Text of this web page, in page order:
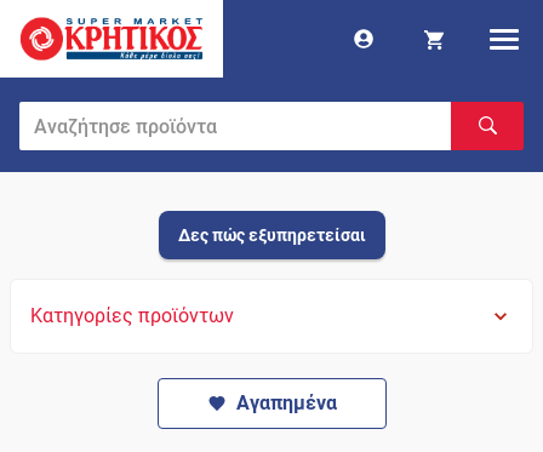
Δες πώς εξυπηρετείσαι
Κατηγορίες προϊόντων
Αγαπημένα